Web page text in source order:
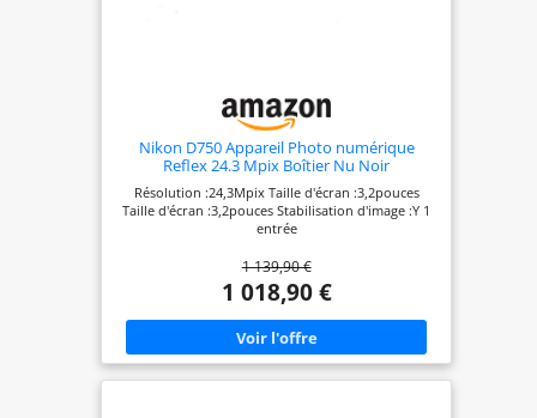
Nikon D750 Appareil Photo numérique
Reflex 24.3 Mpix Boîtier Nu Noir
Résolution :24,3Mpix Taille d'écran :3,2pouces
Taille d'écran :3,2pouces Stabilisation d'image :Y 1
entrée
1 139,90 €
1 018,90 €